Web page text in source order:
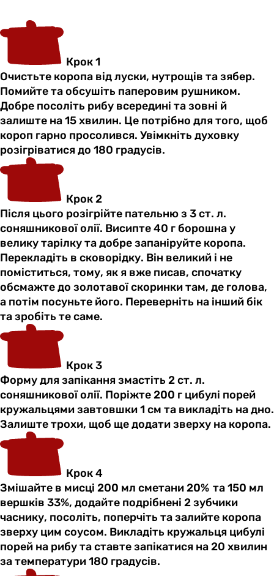
Крок 1
Очистьте коропа від луски, нутрощів та зябер.
Помийте та обсушіть паперовим рушником.
Добре посоліть рибу всередині та зовні й
залиште на 15 хвилин. Це потрібно для того, щоб
короп гарно просолився. Увімкніть духовку
розігріватися до 180 градусів.
Крок 2
Після цього розігрійте пательню з 3 ст. л.
соняшникової олії. Висипте 40 г борошна у
велику тарілку та добре запаніруйте коропа.
Перекладіть в сковорідку. Він великий і не
поміститься, тому, як я вже писав, спочатку
обсмажте до золотавої скоринки там, де голова,
а потім посуньте його. Переверніть на інший бік
та зробіть те саме.
Крок 3
Форму для запікання змастіть 2 ст. л.
соняшникової олії. Поріжте 200 г цибулі порей
кружальцями завтовшки 1 см та викладіть на дно.
Залиште трохи, щоб ще додати зверху на коропа.
Крок 4
Змішайте в мисці 200 мл сметани 20% та 150 мл
вершків 33%, додайте подрібнені 2 зубчики
часнику, посоліть, поперчіть та залийте коропа
зверху цим соусом. Викладіть кружальця цибулі
порей на рибу та ставте запікатися на 20 хвилин
за температури 180 градусів.